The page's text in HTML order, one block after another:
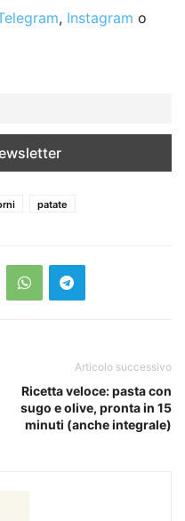
, Instagram o
patate
Articolo successivo
Ricetta veloce: pasta con
sugo e olive, pronta in 15
minuti (anche integrale)